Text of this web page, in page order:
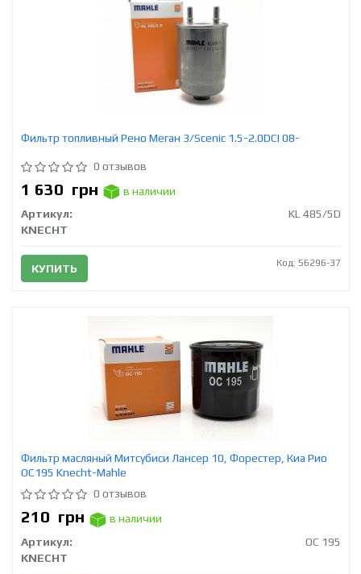
Фильтр топливный Рено Меган 3/Scenic 1.5-2.0DCI 08-
0 отзывов
1 630 грн
в наличии
Артикул:
KL 485/5D
KNECHT
КУПИТЬ Код: 56296-37
Фильтр масляный Митсубиси Лансер 10, Форестер, Киа Рио
OC195 Knecht-Mahle
0 отзывов
210 грн
в наличии
Артикул:
OC 195
KNECHT